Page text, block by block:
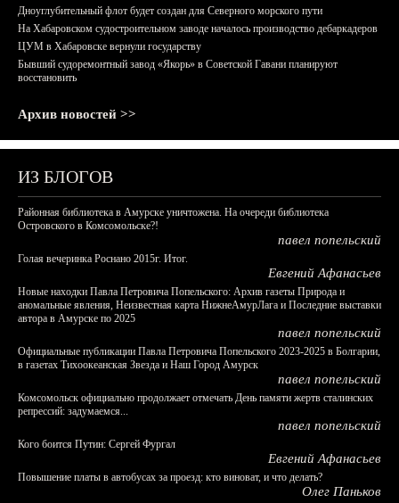
Дноуглубительный флот будет создан для Северного морского пути
На Хабаровском судостроительном заводе началось производство дебаркадеров
ЦУМ в Хабаровске вернули государству
Бывший судоремонтный завод «Якорь» в Советской Гавани планируют
восстановить
Архив новостей >>
ИЗ БЛОГОВ
Районная библиотека в Амурске уничтожена. На очереди библиотека
Островского в Комсомольске?!
павел попельский
Голая вечеринка Роснано 2015г. Итог.
Евгений Афанасьев
Новые находки Павла Петровича Попельского: Архив газеты Природа и
аномальные явления, Неизвестная карта НижнеАмурЛага и Последние выставки
автора в Амурске по 2025
павел попельский
Официальные публикации Павла Петровича Попельского 2023-2025 в Болгарии,
в газетах Тихоокеанская Звезда и Наш Город Амурск
павел попельский
Комсомольск официально продолжает отмечать День памяти жертв сталинских
репрессий: задумаемся...
павел попельский
Кого боится Путин: Сергей Фургал
Евгений Афанасьев
Повышение платы в автобусах за проезд: кто виноват, и что делать?
Олег Паньков